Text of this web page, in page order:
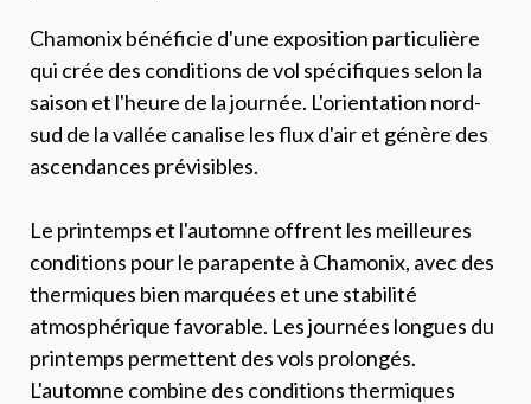
Chamonix bénéficie d'une exposition particulière
qui crée des conditions de vol spécifiques selon la
saison et l'heure de la journée. L'orientation nord-
sud de la vallée canalise les flux d'air et génère des
ascendances prévisibles.
Le printemps et l'automne offrent les meilleures
conditions pour le parapente à Chamonix, avec des
thermiques bien marquées et une stabilité
atmosphérique favorable. Les journées longues du
printemps permettent des vols prolongés.
L'automne combine des conditions thermiques